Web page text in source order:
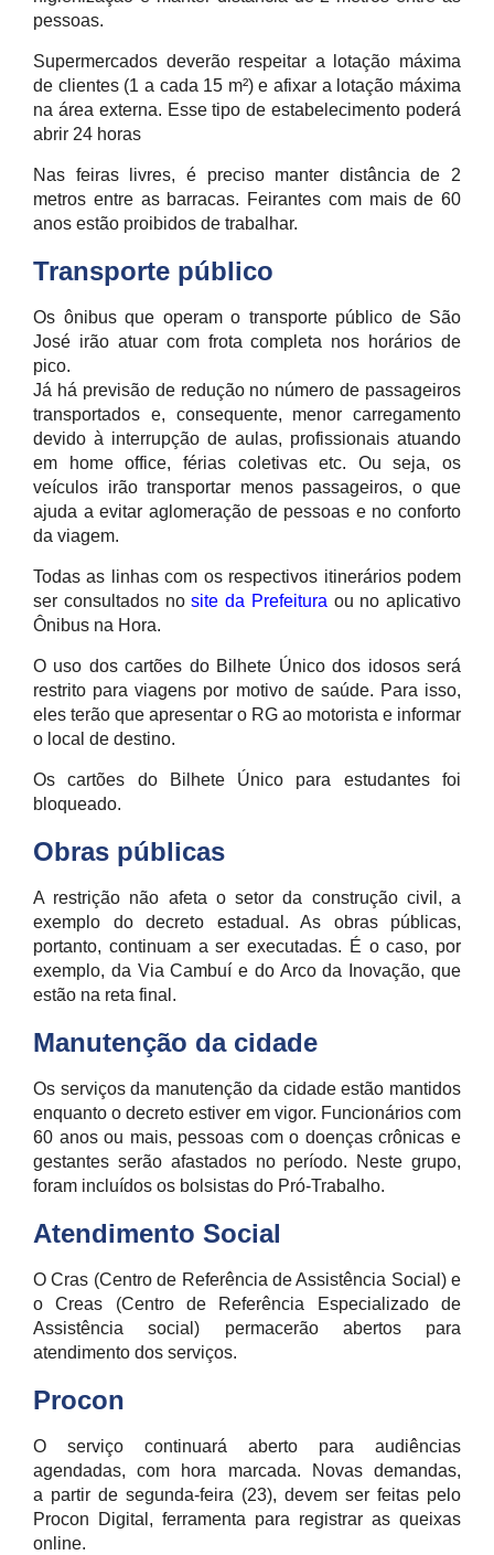
pessoas.
Supermercados deverão respeitar a lotação máxima
de clientes (1 a cada 15 m²) e afixar a lotação máxima
na área externa. Esse tipo de estabelecimento poderá
abrir 24 horas
Nas feiras livres, é preciso manter distância de 2
metros entre as barracas. Feirantes com mais de 60
anos estão proibidos de trabalhar.
Transporte público
Os ônibus que operam o transporte público de São
José irão atuar com frota completa nos horários de
pico.
Já há previsão de redução no número de passageiros
transportados e, consequente, menor carregamento
devido à interrupção de aulas, profissionais atuando
em home office, férias coletivas etc. Ou seja, os
veículos irão transportar menos passageiros, o que
ajuda a evitar aglomeração de pessoas e no conforto
da viagem.
Todas as linhas com os respectivos itinerários podem
ser consultados nosite da Prefeitura ou no aplicativo
Ônibus na Hora.
O uso dos cartões do Bilhete Único dos idosos será
restrito para viagens por motivo de saúde. Para isso,
eles terão que apresentar o RG ao motorista e informar
o local de destino.
Os cartões do Bilhete Único para estudantes foi
bloqueado.
Obras públicas
A restrição não afeta o setor da construção civil, a
exemplo do decreto estadual. As obras públicas,
portanto, continuam a ser executadas. É o caso, por
exemplo, da Via Cambuí e do Arco da Inovação, que
estão na reta final.
Manutenção da cidade
Os serviços da manutenção da cidade estão mantidos
enquanto o decreto estiver em vigor. Funcionários com
60 anos ou mais, pessoas com o doenças crônicas e
gestantes serão afastados no período. Neste grupo,
foram incluídos os bolsistas do Pró-Trabalho.
Atendimento Social
O Cras (Centro de Referência de Assistência Social) e
o Creas (Centro de Referência Especializado de
Assistência social) permacerão abertos para
atendimento dos serviços.
Procon
O serviço continuará aberto para audiências
agendadas, com hora marcada. Novas demandas,
a partir de segunda-feira (23), devem ser feitas pelo
Procon Digital, ferramenta para registrar as queixas
online.